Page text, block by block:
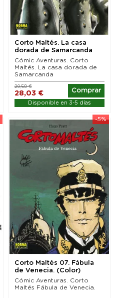
Corto Maltés. La casa
dorada de Samarcanda
(Color)
Cómic Aventuras. Corto
Maltés. La casa dorada de
Samarcanda
28,03 €
29,50 €
Comprar
Disponible en 3-5 días
-5%
Corto Maltés 07. Fábula
de Venecia. (Color)
Cómic Aventuras. Corto
Maltés Fábula de Venecia.